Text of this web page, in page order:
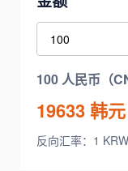
100 人民币（
19633韩元
反向汇率：1